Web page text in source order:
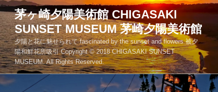
コ
ン
テ
ン
ツ
へ
ス
キ
茅ヶ崎夕陽美術館 CHIGASAKI
SUNSET MUSEUM 茅崎夕陽美術館
夕陽と花に魅せられて fascinated by the sunset and flowers 被夕
陽和鮮花所吸引 Copyright © 2018 CHIGASAKI SUNSET
MUSEUM. All Rights Reserved.